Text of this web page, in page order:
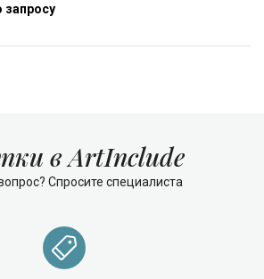
запросу
в ArtInclude
Спросите специалиста